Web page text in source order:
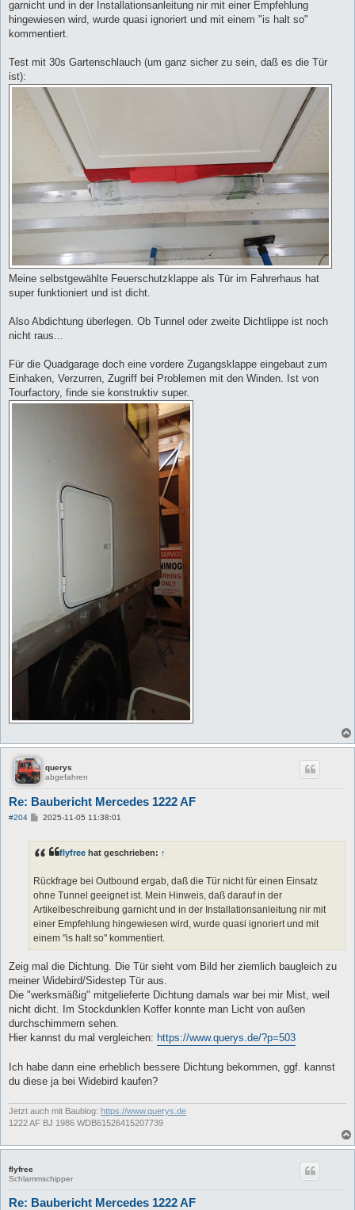
garnicht und in der Installationsanleitung nir mit einer Empfehlung
hingewiesen wird, wurde quasi ignoriert und mit einem "is halt so"
kommentiert.
Test mit 30s Gartenschlauch (um ganz sicher zu sein, daß es die Tür
ist):
Meine selbstgewählte Feuerschutzklappe als Tür im Fahrerhaus hat
super funktioniert und ist dicht.
Also Abdichtung überlegen. Ob Tunnel oder zweite Dichtlippe ist noch
nicht raus...
Für die Quadgarage doch eine vordere Zugangsklappe eingebaut zum
Einhaken, Verzurren, Zugriff bei Problemen mit den Winden. Ist von
Tourfactory, finde sie konstruktiv super.
querys
abgefahren
Re: Baubericht Mercedes 1222 AF
#204
B
r
2025-11-05 11:38:01
flyfree hat geschrieben: ↑
Rückfrage bei Outbound ergab, daß die Tür nicht für einen Einsatz
ohne Tunnel geeignet ist. Mein Hinweis, daß darauf in der
Artikelbeschreibung garnicht und in der Installationsanleitung nir mit
einer Empfehlung hingewiesen wird, wurde quasi ignoriert und mit
einem "is halt so" kommentiert.
Zeig mal die Dichtung. Die Tür sieht vom Bild her ziemlich baugleich zu
meiner Widebird/Sidestep Tür aus.
Die "werksmäßig" mitgelieferte Dichtung damals war bei mir Mist, weil
nicht dicht. Im Stockdunklen Koffer konnte man Licht von außen
durchschimmern sehen.
Hier kannst du mal vergleichen: https://www.querys.de/?p=503
Ich habe dann eine erheblich bessere Dichtung bekommen, ggf. kannst
du diese ja bei Widebird kaufen?
Jetzt auch mit Baublog: https://www.querys.de
1222 AF BJ 1986 WDB61526415207739
flyfree
Schlammschipper
Re: Baubericht Mercedes 1222 AF